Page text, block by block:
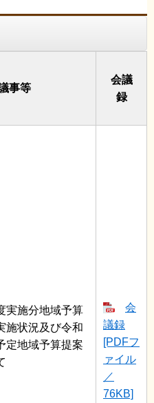
事等
会議
録
実施分地域予算
施状況及び令和
定地域予算提案
会
議録
[PDFフ
ァイル
／
76KB]